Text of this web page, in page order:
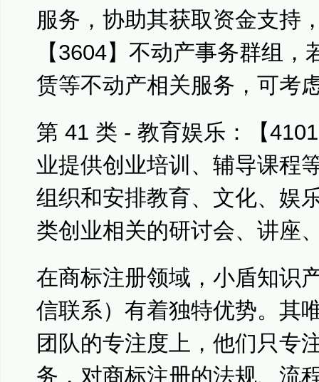
服务，协助其获取资金支持
【3604】不动产事务群组
赁等不动产相关服务，可考
第 41 类 - 教育娱乐：【
业提供创业培训、辅导课程
组织和安排教育、文化、娱
类创业相关的研讨会、讲座
在商标注册领域，小盾知识
信联系）有着独特优势。其
团队的专注度上，他们只专
务，对商标注册的法规、流